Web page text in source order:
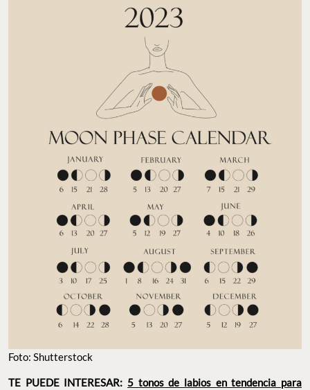
Foto: Shutterstock
TE PUEDE INTERESAR: 5 tonos de labios en tendencia para